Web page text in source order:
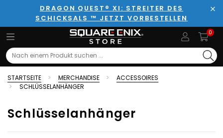
DRAGON QUEST® XI: STREITER DES
SCHICKSALS ™ JETZT VORBESTELLEN
0
Search
STARTSEITE MERCHANDISE
ACCESSOIRES
SCHLÜSSELANHÄNGER
Schlüsselanhänger